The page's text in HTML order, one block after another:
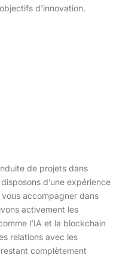
d'innovation.​
de projets dans
d’une expérience
accompagner dans
activement les
l’IA et la blockchain
relations avec les
complètement